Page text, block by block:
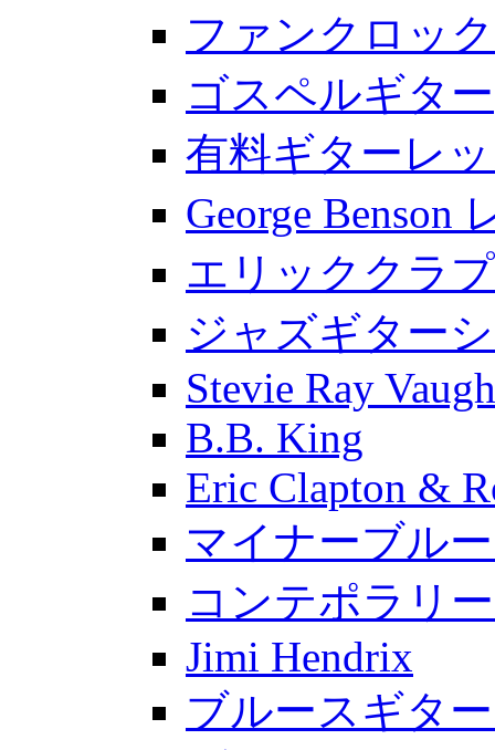
ファンクロッ
ゴスペルギター
有料ギターレ
George Benson
エリッククラ
ジャズギター
Stevie Ray
B.B. King
Eric Clapton &
マイナーブル
コンテポラリ
Jimi Hendrix
ブルースギタ